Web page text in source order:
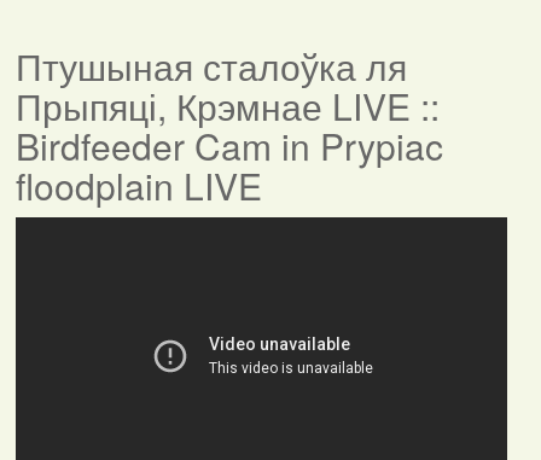
Птушыная сталоўка ля
Прыпяці, Крэмнае LIVE ::
Birdfeeder Cam in Prypiac
floodplain LIVE